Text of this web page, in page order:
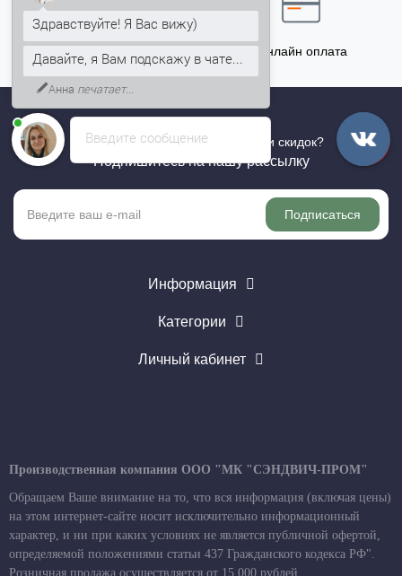
Точный расчёт Онлайн оплата
Хотите быть в курсе всех акций и скидок?
Подпишитесь на нашу рассылку
Подписаться
Информация
Категории
Личный кабинет
Производственная компания ООО "МК "СЭНДВИЧ-ПРОМ"
Обращаем Ваше внимание на то, что вся информация (включая цены)
на этом интернет-сайте носит исключительно информационный
характер, и ни при каких условиях не является публичной офертой,
определяемой положениями статьи 437 Гражданского кодекса РФ".
Розничная продажа осуществляется от 15 000 рублей.
Введите сообщение
Здравствуйте! Я Вас вижу)
Давайте, я Вам подскажу в чате...
Анна печатает...